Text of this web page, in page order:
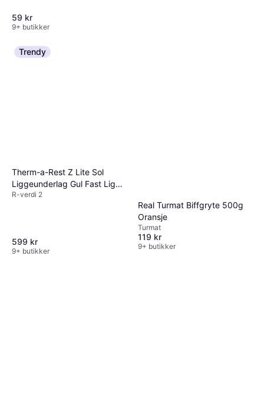
59 kr
9+ butikker
Trendy
Therm-a-Rest Z Lite Sol
Liggeunderlag Gul Fast Light
2 0 R-Verdi
R-verdi 2
599 kr
9+ butikker
Real Turmat Biffgryte 500g
Oransje
Turmat
119 kr
9+ butikker